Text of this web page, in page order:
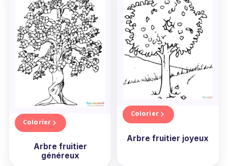
Colorier
Arbre fruitier
généreux
Colorier
Arbre fruitier joyeux